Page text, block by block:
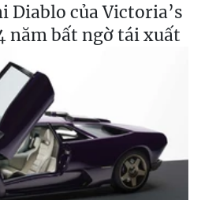
Diablo của Victoria’s
năm bất ngờ tái xuất